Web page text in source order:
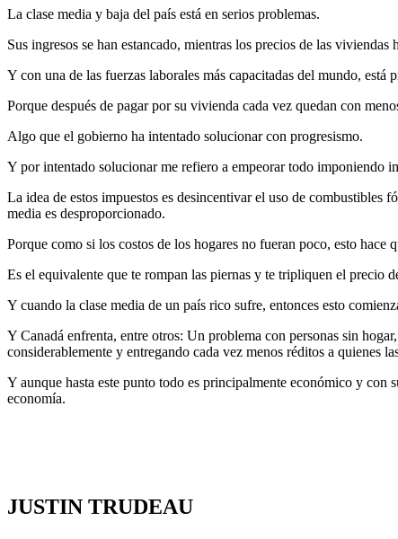
La clase media y baja del país está en serios problemas.
Sus ingresos se han estancado, mientras los precios de las
Y con una de las fuerzas laborales más capacitadas del mundo,
Porque después de pagar por su vivienda cada vez quedan con
Algo que el gobierno ha intentado solucionar con progresismo.
Y por intentado solucionar me refiero a empeorar todo imponiendo
La idea de estos impuestos es desincentivar el uso de combustibles
media es desproporcionado.
Porque como si los costos de los hogares no fueran poco, esto
Es el equivalente que te rompan las piernas y te tripliquen el precio
Y cuando la clase media de un país rico sufre, entonces esto
Y Canadá enfrenta, entre otros: Un problema con personas sin
considerablemente y entregando cada vez menos réditos a quienes
Y aunque hasta este punto todo es principalmente económico y con
economía.
JUSTIN TRUDEAU